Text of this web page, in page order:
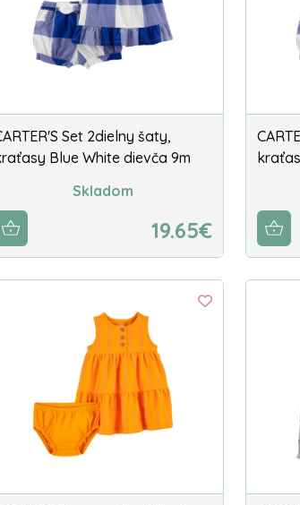
Set 2dielny šaty,
Blue White dievča 9m
Skladom
19.65€